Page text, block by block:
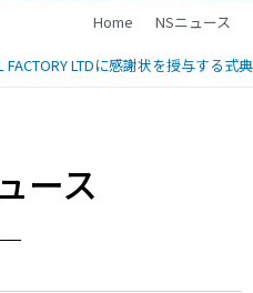
Home NSニュース
FACTORY LTDに感謝状を授与する式典
ース